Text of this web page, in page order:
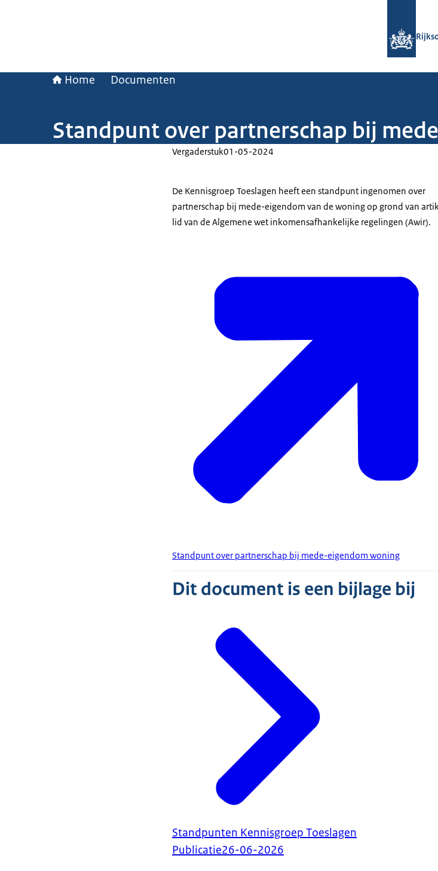
Home Documenten
Standpunt over partnerschap bij
Vergaderstuk01-05-2024
De Kennisgroep Toeslagen heeft een standpunt ingenomen over
partnerschap bij mede-eigendom van de woning op grond van
lid van de Algemene wet inkomensafhankelijke regelingen (Awir).
Standpunt over partnerschap bij mede-eigendom woning
Dit document is een bijlage bij
Standpunten Kennisgroep Toeslagen
Publicatie26-06-2026